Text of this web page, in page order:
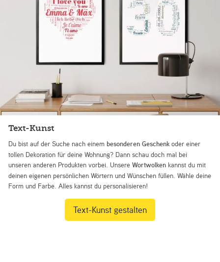
Text-Kunst
Du bist auf der Suche nach einem besonderen Geschenk oder einer
tollen Dekoration für deine Wohnung? Dann schau doch mal bei
unseren anderen Produkten vorbei. UnsereWortwolken kannst du mit
deinen eigenen persönlichen Wörtern und Wünschen füllen. Wähle deine
Form und Farbe. Alles kannst du personalisieren!
Text-Kunst gestalten